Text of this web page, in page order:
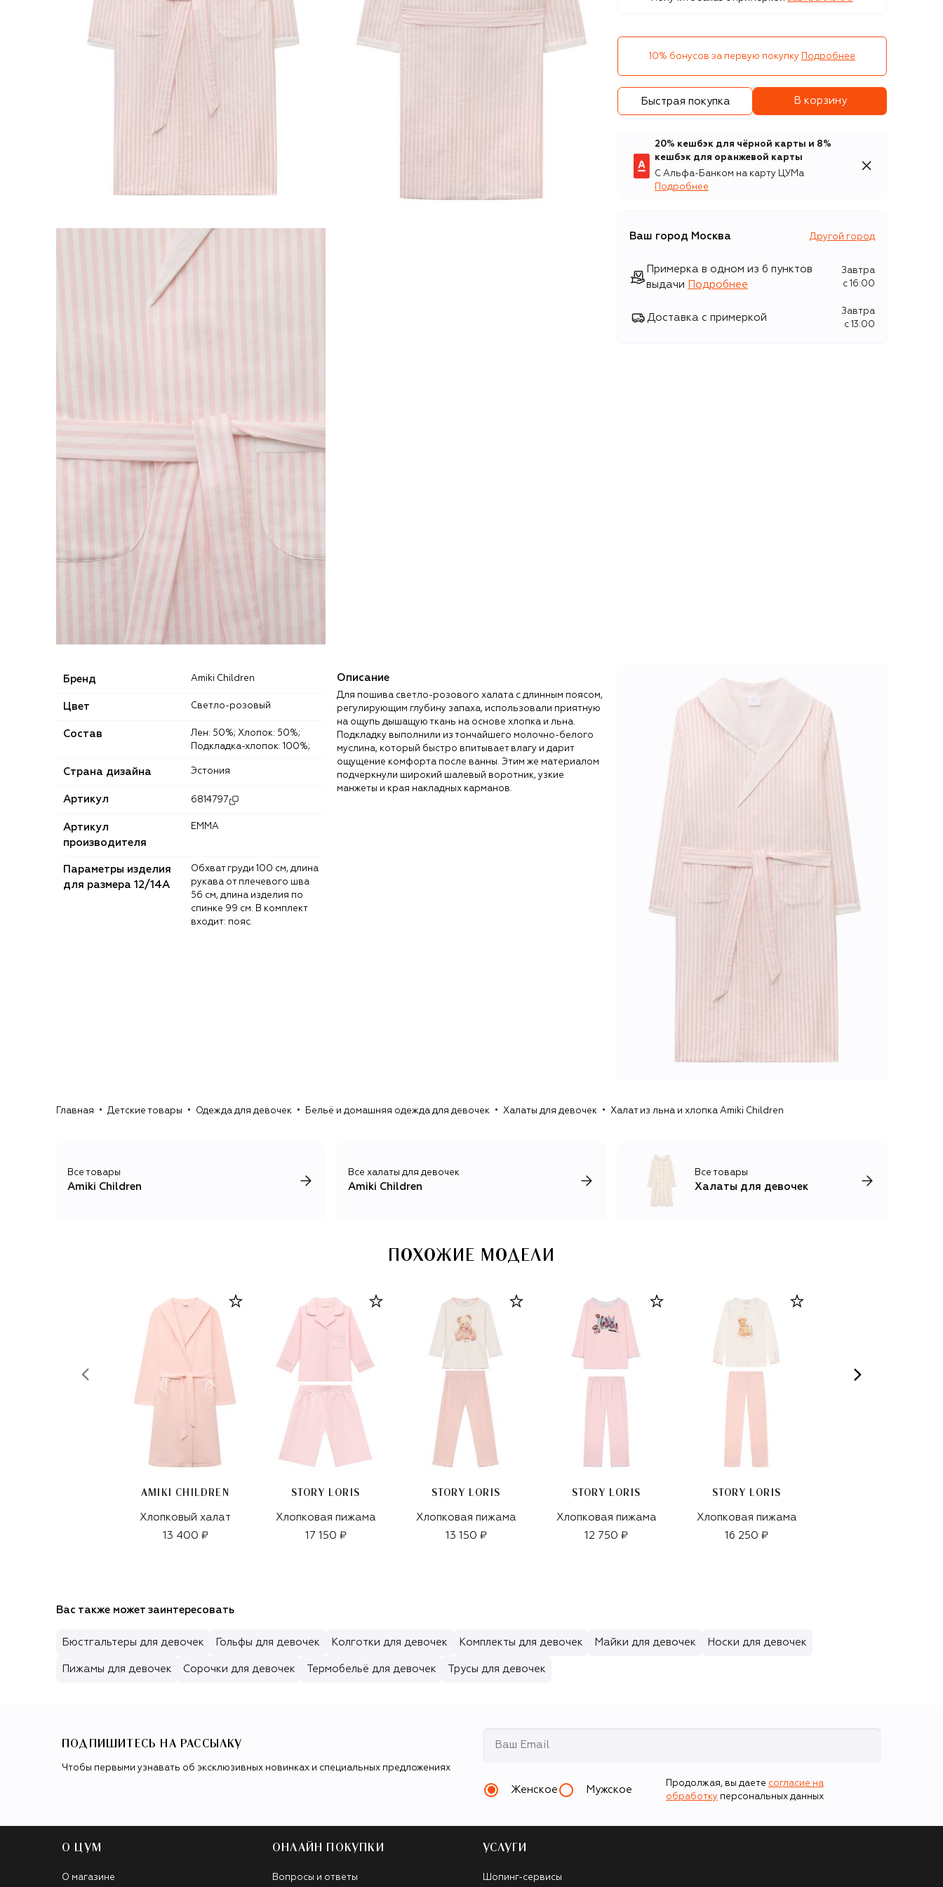
10% бонусов за первую покупку Подробнее
Быстрая покупка В корзину
20% кешбэк для чёрной карты и 8%
кешбэк для оранжевой карты
С Альфа-Банком на карту ЦУМа
Подробнее
Ваш город Москва Другой город
Примерка в одном из 6 пунктов
выдачи
Подробнее
Завтра
c 16:00
Доставка с примеркой
Завтра
c 13:00
Бренд Amiki Children
Цвет Светло-розовый
Состав
Лен: 50%; Хлопок: 50%;
Подкладка-хлопок: 100%;
Страна дизайна Эстония
Артикул 6814797
Артикул
производителя
EMMA
Параметры изделия
для размера 12/14А
Обхват груди 100 см, длина
рукава от плечевого шва
56 см, длина изделия по
спинке 99 см. В комплект
входит: пояс.
Описание
Для пошива светло-розового халата с длинным поясом,
регулирующим глубину запаха, использовали приятную
на ощупь дышащую ткань на основе хлопка и льна.
Подкладку выполнили из тончайшего молочно-белого
муслина, который быстро впитывает влагу и дарит
ощущение комфорта после ванны. Этим же материалом
подчеркнули широкий шалевый воротник, узкие
манжеты и края накладных карманов.
Главная Детские товары Одежда для девочек Бельё и домашняя одежда для девочек Халаты для девочек Халат из льна и хлопка Amiki Children
Все товары
Amiki Children
Все халаты для девочек
Amiki Children
Все товары
Халаты для девочек
ПОХОЖИЕ МОДЕЛИ
AMIKI CHILDREN
Хлопковый халат
13 400 ₽
STORY LORIS
Хлопковая пижама
17 150 ₽
STORY LORIS
Хлопковая пижама
13 150 ₽
STORY LORIS
Хлопковая пижама
12 750 ₽
STORY LORIS
Хлопковая пижама
16 250 ₽
Вас также может заинтересовать
Бюстгальтеры для девочек Гольфы для девочек Колготки для девочек Комплекты для девочек Майки для девочек Носки для девочек
Пижамы для девочек Сорочки для девочек Термобельё для девочек Трусы для девочек
ПОДПИШИТЕСЬ НА РАССЫЛКУ
Чтобы первыми узнавать об эксклюзивных новинках и специальных предложениях
Женское Мужское
Продолжая, вы даете согласие на
обработку персональных данных
О ЦУМ
О магазине
ОНЛАЙН ПОКУПКИ
Вопросы и ответы
УСЛУГИ
Шопинг-сервисы